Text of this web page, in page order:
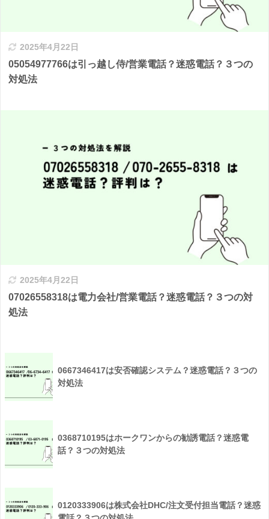
2025年4月22日
05054977766は引っ越し侍/営業電話？迷惑電話？３つの
対処法
2025年4月22日
07026558318は電力会社/営業電話？迷惑電話？３つの対
処法
0667346417は安否確認システム？迷惑電話？３つの
対処法
0368710195はホークワンからの勧誘電話？迷惑電
話？３つの対処法
0120333906は株式会社DHC/注文受付担当電話？迷惑